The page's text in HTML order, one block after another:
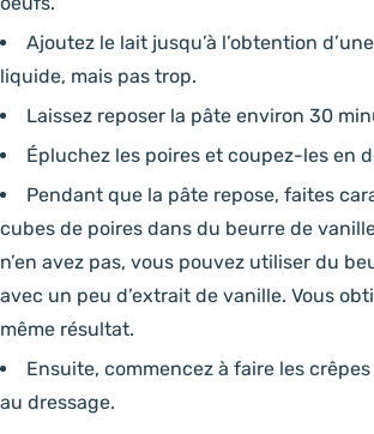
Ajoutez le lait jusqu’à l’obtention
liquide, mais pas trop.
Laissez reposer la pâte environ 30
Épluchez les poires et coupez-les en
Pendant que la pâte repose, faites
cubes de poires dans du beurre de
n’en avez pas, vous pouvez utiliser du
avec un peu d’extrait de vanille. Vous
même résultat.
Ensuite, commencez à faire les
au dressage.